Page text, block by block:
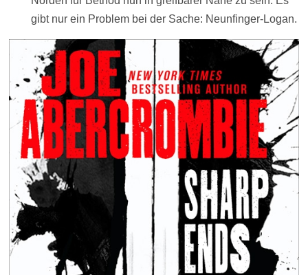
gibt nur ein Problem bei der Sache: Neunfinger-Logan.